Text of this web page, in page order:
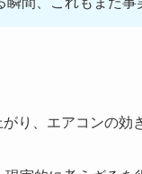
り、エアコンの効